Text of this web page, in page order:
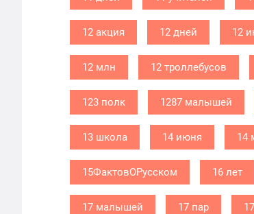
12 акция 12 дней 12
12 млн 12 троллебусов
123 полк 1287 малышей
13 школа 14 июня 14
15ФактовОРусском 16 лет
17 малышей 17 пар